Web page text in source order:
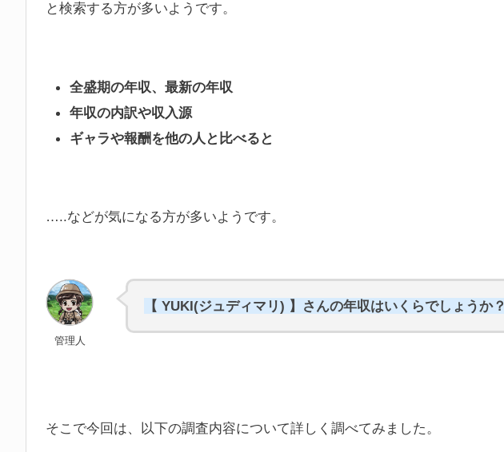
と検索する方が多いようです。
全盛期の年収、最新の年収
年収の内訳や収入源
ギャラや報酬を他の人と比べると
…..などが気になる方が多いようです。
管理人
【 YUKI(ジュディマリ) 】さんの年収はいくらでしょうか？
そこで今回は、以下の調査内容について詳しく調べてみました。